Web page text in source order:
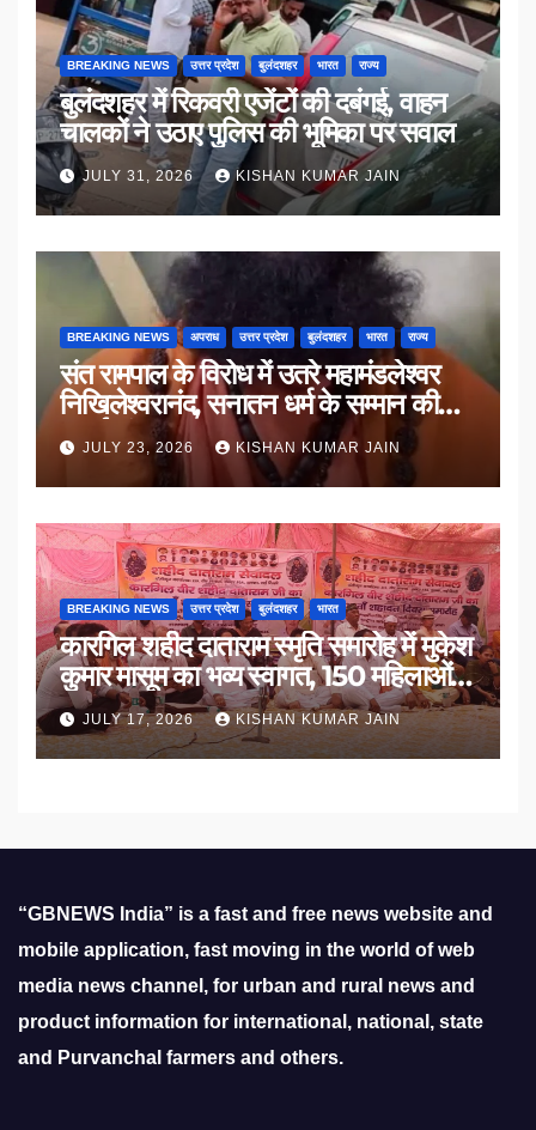
BREAKING NEWS उत्तर प्रदेश बुलंदशहर भारत राज्य
बुलंदशहर में रिकवरी एजेंटों की दबंगई, वाहन
चालकों ने उठाए पुलिस की भूमिका पर सवाल
JULY 31, 2026 KISHAN KUMAR JAIN
BREAKING NEWS अपराध उत्तर प्रदेश बुलंदशहर भारत राज्य
संत रामपाल के विरोध में उतरे महामंडलेश्वर
निखिलेश्वरानंद, सनातन धर्म के सम्मान की
उठाई मांग
JULY 23, 2026 KISHAN KUMAR JAIN
BREAKING NEWS उत्तर प्रदेश बुलंदशहर भारत
कारगिल शहीद दाताराम स्मृति समारोह में मुकेश
कुमार मासूम का भव्य स्वागत, 150 महिलाओं
का सम्मान
JULY 17, 2026 KISHAN KUMAR JAIN
“GBNEWS India” is a fast and free news website and
mobile application, fast moving in the world of web
media news channel, for urban and rural news and
product information for international, national, state
and Purvanchal farmers and others.